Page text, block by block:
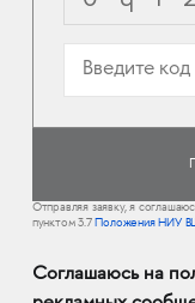
Отправляя заявку, я
пунктом 3.7
Положения НИУ
Соглашаюсь на